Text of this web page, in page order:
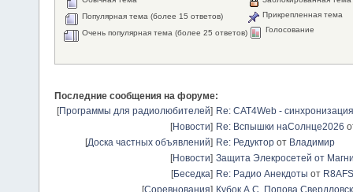
Популярная тема (более 15 ответов)
Очень популярная тема (более 25 ответов)
Прикрепленная тема
Голосование
Последние сообщения на форуме:
[Программы для радиолюбителей] Re: CAT4Web -
[Новости] Re: Вспышки наСолнце2026
[Доска частных объявлений] Re: Редуктор от Владимир
[Новости] Защита Элекросетей от
[Беседка] Re: Радио Анекдоты от R8AFS